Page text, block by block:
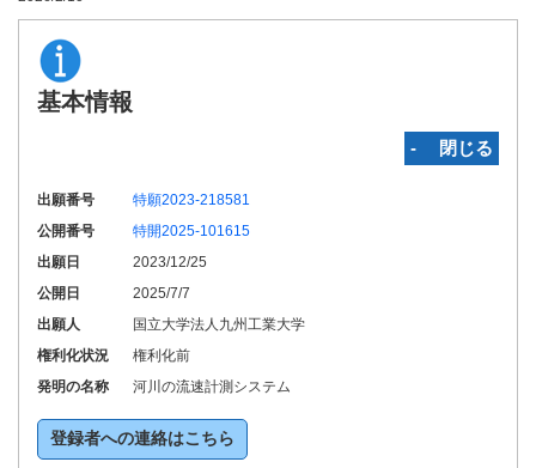
基本情報
‐ 閉じる
出願番号
特願2023-218581
公開番号
特開2025-101615
出願日
2023/12/25
公開日
2025/7/7
出願人
国立大学法人九州工業大学
権利化状況
権利化前
発明の名称
河川の流速計測システム
登録者への連絡はこちら